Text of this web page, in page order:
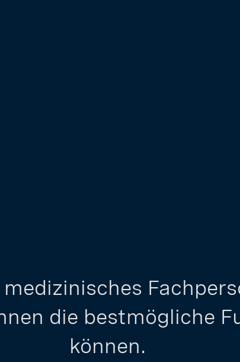
die bestmögliche
können.